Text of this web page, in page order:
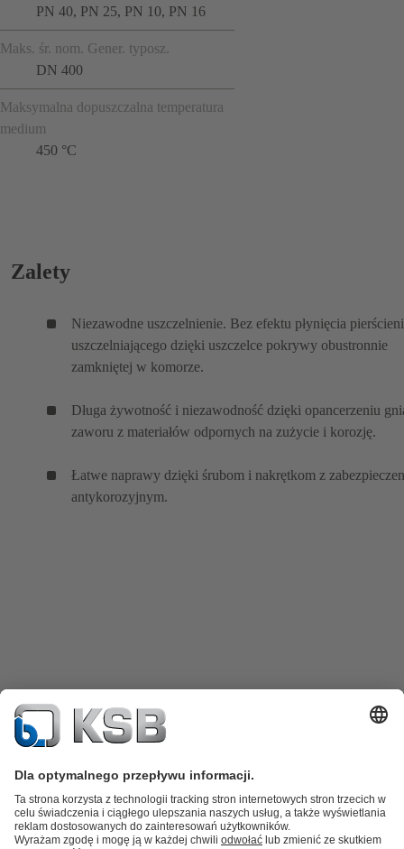
PN 40, PN 25, PN 10, PN 16
Maks. śr. nom. Gener. typosz.
DN 400
Maksymalna dopuszczalna temperatura
medium
450 °C
Zalety
Niezawodne uszczelnienie. Bez efektu płynięcia
uszczelniającego dzięki uszczelce pokrywy obustronnie
zamkniętej w komorze.
Długa żywotność i niezawodność dzięki opancerzeniu
zaworu z materiałów odpornych na zużycie i korozję.
Łatwe naprawy dzięki śrubom i nakrętkom z
antykorozyjnym.